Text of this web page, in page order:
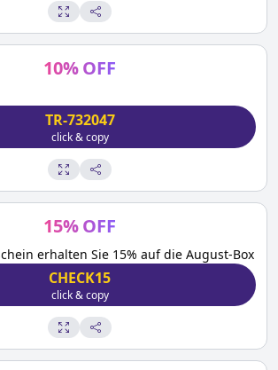
10%OFF
TR-732047
click & copy
15%OFF
erhalten Sie 15% auf die August-Box
CHECK15
click & copy